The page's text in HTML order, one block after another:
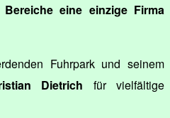
eine einzige Firma
Fuhrpark und seinem
Dietrich für vielfältige